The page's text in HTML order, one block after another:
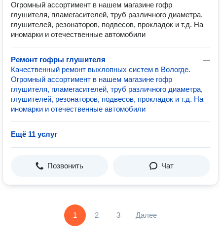
Огромный ассортимент в нашем магазине гофр
глушителя, пламегасителей, труб различного диаметра,
глушителей, резонаторов, подвесов, прокладок и т.д. На
иномарки и отечественные автомобили
Ремонт гофры глушителя
—
Качественный ремонт выхлопных систем в Вологде.
Огромный ассортимент в нашем магазине гофр
глушителя, пламегасителей, труб различного диаметра,
глушителей, резонаторов, подвесов, прокладок и т.д. На
иномарки и отечественные автомобили
Ещё 11 услуг
Позвонить Чат
1 2 3 Далее